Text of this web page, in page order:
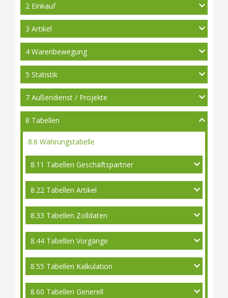
2 Einkauf
3 Artikel
4 Warenbewegung
5 Statistik
7 Außendienst / Projekte
8 Tabellen
8.6 Währungstabelle
8.11 Tabellen Geschäftspartner
8.22 Tabellen Artikel
8.33 Tabellen Zolldaten
8.44 Tabellen Vorgänge
8.55 Tabellen Kalkulation
8.60 Tabellen Generell